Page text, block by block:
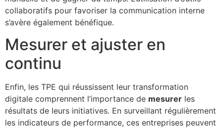
collaboratifs pour favoriser la communication interne
s’avère également bénéfique.
Mesurer et ajuster en
continu
Enfin, les TPE qui réussissent leur transformation
digitale comprennent l’importance de mesurer les
résultats de leurs initiatives. En surveillant régulièrement
les indicateurs de performance, ces entreprises peuvent